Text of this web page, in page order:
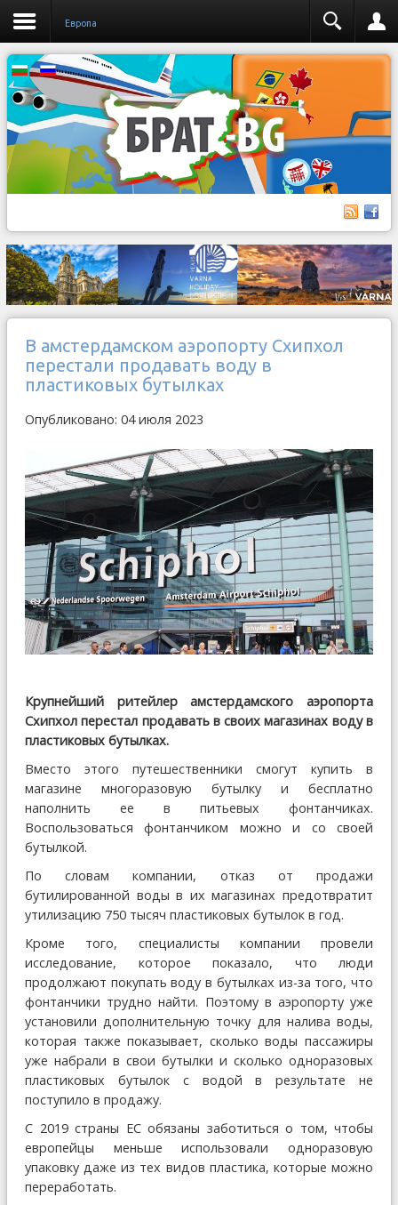
Европа
В амстердамском аэропорту Схипхол
перестали продавать воду в
пластиковых бутылках
Опубликовано: 04 июля 2023
Крупнейший ритейлер амстердамского аэропорта
Схипхол перестал продавать в своих магазинах воду в
пластиковых бутылках.
Вместо этого путешественники смогут купить в
магазине многоразовую бутылку и бесплатно
наполнить ее в питьевых фонтанчиках.
Воспользоваться фонтанчиком можно и со своей
бутылкой.
По словам компании, отказ от продажи
бутилированной воды в их магазинах предотвратит
утилизацию 750 тысяч пластиковых бутылок в год.
Кроме того, специалисты компании провели
исследование, которое показало, что люди
продолжают покупать воду в бутылках из-за того, что
фонтанчики трудно найти. Поэтому в аэропорту уже
установили дополнительную точку для налива воды,
которая также показывает, сколько воды пассажиры
уже набрали в свои бутылки и сколько одноразовых
пластиковых бутылок с водой в результате не
поступило в продажу.
С 2019 страны ЕС обязаны заботиться о том, чтобы
европейцы меньше использовали одноразовую
упаковку даже из тех видов пластика, которые можно
переработать.